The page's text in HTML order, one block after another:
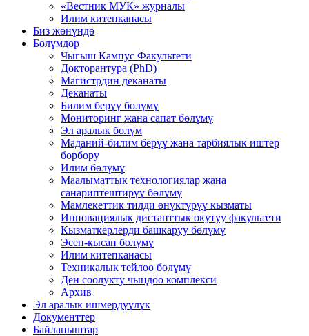
«Вестник МУК» журналы
Илим китепканасы
Биз жөнүндө
Бөлүмдөр
Чыгыш Кампус Факультети
Докторантура (PhD)
Магистрдин деканаты
Деканаты
Билим берүү бөлүмү
Мониторинг жана сапат бөлүмү
Эл аралык бөлүм
Маданий-билим берүү жана тарбиялык иштер
борбору
Илим бөлүмү
Маалыматтык технологиялар жана
санариптештирүү бөлүмү
Мамлекеттик тилди өнүктүрүү кызматы
Инновациялык дистанттык окутуу факультети
Кызматкерлерди башкаруу бөлүмү
Эсеп-кысап бөлүмү
Илим китепканасы
Техникалык тейлөө бөлүмү
Ден соолукту чыңдоо комплекси
Архив
Эл аралык ишмердүүлүк
Документтер
Байланыштар